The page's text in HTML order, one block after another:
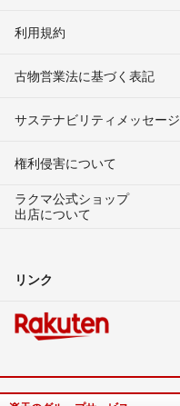
利用規約
古物営業法に基づく表記
サステナビリティメッセージ
権利侵害について
ラクマ公式ショップ
出店について
リンク